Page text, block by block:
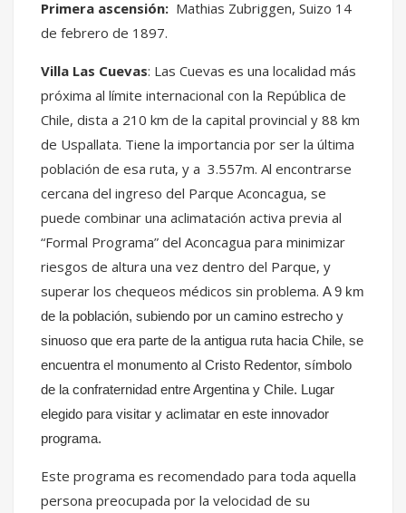
Primera ascensión: Mathias Zubriggen, Suizo 14
de febrero de 1897.
Villa Las Cuevas: Las Cuevas es una localidad más
próxima al límite internacional con la República de
Chile, dista a 210 km de la capital provincial y 88 km
de Uspallata. Tiene la importancia por ser la última
población de esa ruta, y a 3.557m. Al encontrarse
cercana del ingreso del Parque Aconcagua, se
puede combinar una aclimatación activa previa al
“Formal Programa” del Aconcagua para minimizar
riesgos de altura una vez dentro del Parque, y
superar los chequeos médicos sin problema. A 9 km
de la población, subiendo por un camino estrecho y
sinuoso que era parte de la antigua ruta hacia Chile, se
encuentra el monumento al Cristo Redentor, símbolo
de la confraternidad entre Argentina y Chile. Lugar
elegido para visitar y aclimatar en este innovador
programa.
Este programa es recomendado para toda aquella
persona preocupada por la velocidad de su